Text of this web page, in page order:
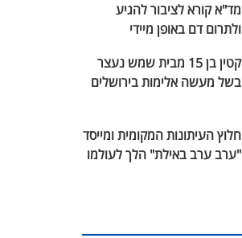
מד"א קורא לציבור להגיע
ולתרום דם באופן מיידי
קטין בן 15 מבית שמש נעצר
בשל מעשה אלימות בירושלים
חלוץ העיתונות המקומית ומייסד
"ערב ערב באילת" הלך לעולמו